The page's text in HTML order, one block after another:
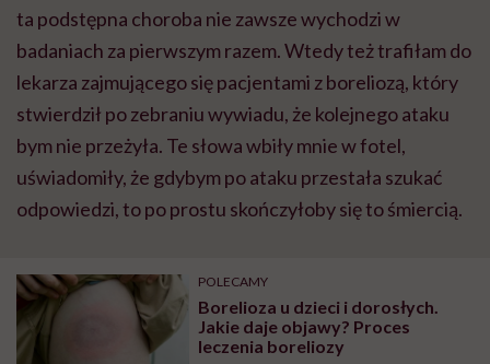
ta podstępna choroba nie zawsze wychodzi w
badaniach za pierwszym razem. Wtedy też trafiłam do
lekarza zajmującego się pacjentami z boreliozą, który
stwierdził po zebraniu wywiadu, że kolejnego ataku
bym nie przeżyła. Te słowa wbiły mnie w fotel,
uświadomiły, że gdybym po ataku przestała szukać
odpowiedzi, to po prostu skończyłoby się to śmiercią.
POLECAMY
Borelioza u dzieci i dorosłych.
Jakie daje objawy? Proces
leczenia boreliozy